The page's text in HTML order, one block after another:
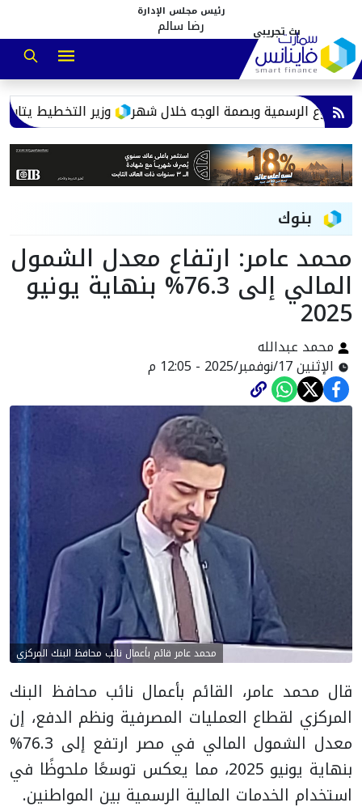
رئيس مجلس الإدارة
رضا سالم
وزير التخطيط يتابع الرسمية وبصمة الوجه خلال شهر
بنوك
محمد عامر: ارتفاع معدل الشمول
المالي إلى 76.3% بنهاية يونيو
2025
محمد عبدالله
الإثنين 17/نوفمبر/2025 - 12:05 م
محمد عامر قائم بأعمال نائب محافظ البنك المركزي
قال محمد عامر، القائم بأعمال نائب محافظ البنك
المركزي لقطاع العمليات المصرفية ونظم الدفع، إن
معدل الشمول المالي في مصر ارتفع إلى 76.3%
بنهاية يونيو 2025، مما يعكس توسعًا ملحوظًا في
استخدام الخدمات المالية الرسمية بين المواطنين.